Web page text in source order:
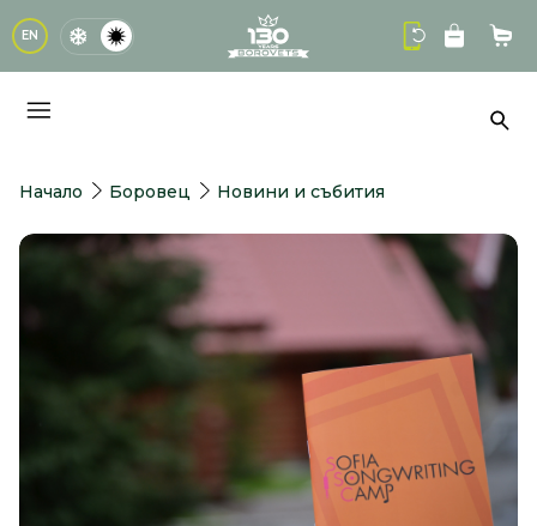
EN logo
Начало Боровец Новини и събития